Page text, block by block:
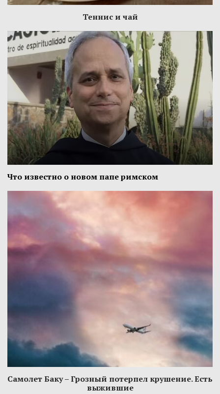
Теннис и чай
Что известно о новом папе римском
Самолет Баку – Грозный потерпел крушение. Есть
выжившие